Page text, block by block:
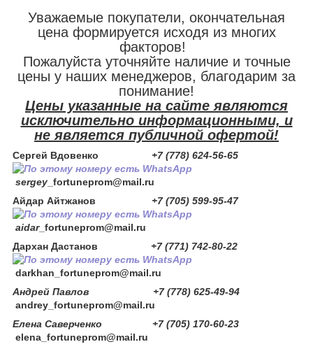
Уважаемые покупатели, окончательная
цена формируется исходя из многих
факторов!
Пожалуйста уточняйте наличие и точные
цены у наших менеджеров, благодарим за
понимание!
Цены указанные на сайте являются
исключительно информационными, и
не является публичной офертой!
Сергей Вдовенко +7 (778) 624-56-65
sergey _fortuneprom@mail.ru
Айдар Айтжанов
+7 (705) 599-95-47
aidar_fortuneprom@mail.ru
Дархан Дастанов +7 (771) 742-80-22
darkhan _fortuneprom@mail.ru
Андрей Павлов +7 (778) 625-49-94
andrey_fortuneprom@mail.ru
Елена Саверченко +7 (705) 170-60-23
elena_fortuneprom@mail.ru